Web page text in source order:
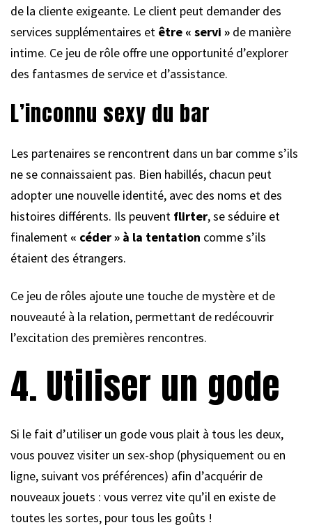
de la cliente exigeante. Le client peut demander des
services supplémentaires et être « servi » de manière
intime. Ce jeu de rôle offre une opportunité d’explorer
des fantasmes de service et d’assistance.
L’inconnu sexy du bar
Les partenaires se rencontrent dans un bar comme s’ils
ne se connaissaient pas. Bien habillés, chacun peut
adopter une nouvelle identité, avec des noms et des
histoires différents. Ils peuvent flirter, se séduire et
finalement « céder » à la tentation comme s’ils
étaient des étrangers.
Ce jeu de rôles ajoute une touche de mystère et de
nouveauté à la relation, permettant de redécouvrir
l’excitation des premières rencontres.
4. Utiliser un gode
Si le fait d’utiliser un gode vous plait à tous les deux,
vous pouvez visiter un sex-shop (physiquement ou en
ligne, suivant vos préférences) afin d’acquérir de
nouveaux jouets : vous verrez vite qu’il en existe de
toutes les sortes, pour tous les goûts !